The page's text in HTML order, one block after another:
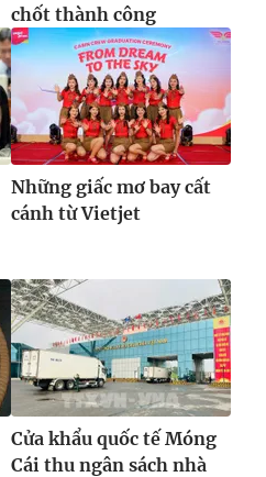
chốt thành công
Những giấc mơ bay cất
cánh từ Vietjet
Cửa khẩu quốc tế Móng
Cái thu ngân sách nhà